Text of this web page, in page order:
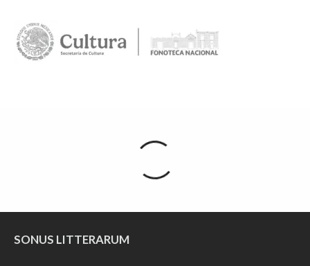
SONUS LITTERARUM